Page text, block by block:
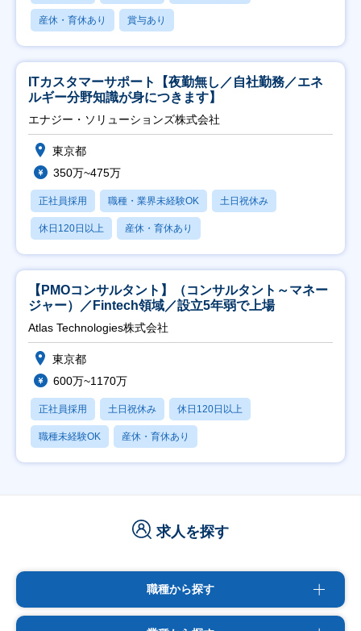
産休・育休あり 賞与あり
ITカスタマーサポート【夜勤無し／自社勤務／エネ
ルギー分野知識が身につきます】
エナジー・ソリューションズ株式会社
東京都
350万~475万
正社員採用 職種・業界未経験OK 土日祝休み
休日120日以上 産休・育休あり
【PMOコンサルタント】（コンサルタント～マネー
ジャー）／Fintech領域／設立5年弱で上場
Atlas Technologies株式会社
東京都
600万~1170万
正社員採用 土日祝休み 休日120日以上
職種未経験OK 産休・育休あり
求人を探す
職種から探す